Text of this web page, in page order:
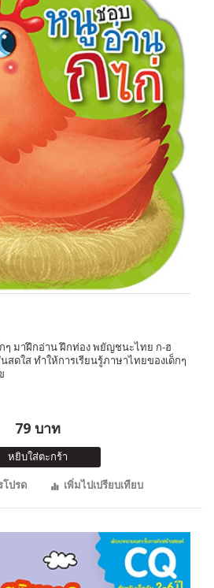
ๆ มาฝึกอ่าน ฝึกท่อง พยัญชนะไทย ก-ฮ
ดใส ทำให้การเรียนรู้ภาษาไทยของเด็กๆ
79 บาท
หยิบใส่ตะกร้า
โปรด
เพิ่มไปเปรียบเทียบ